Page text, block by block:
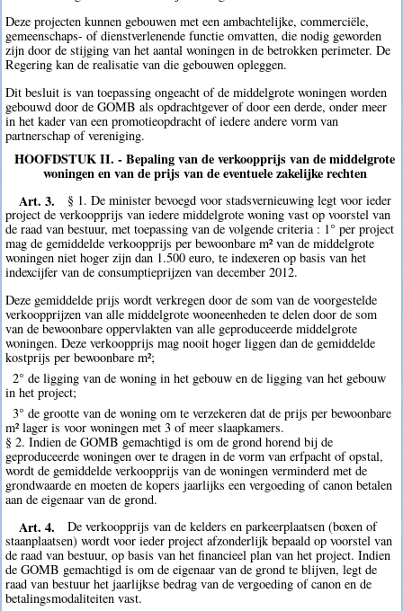
Deze projecten kunnen gebouwen met een ambachtelijke, commerciële,
gemeenschaps- of dienstverlenende functie omvatten, die nodig geworden
zijn door de stijging van het aantal woningen in de betrokken perimeter. De
Regering kan de realisatie van die gebouwen opleggen.
Dit besluit is van toepassing ongeacht of de middelgrote woningen worden
gebouwd door de GOMB als opdrachtgever of door een derde, onder meer
in het kader van een promotieopdracht of iedere andere vorm van
partnerschap of vereniging.
HOOFDSTUK II. - Bepaling van de verkoopprijs van de middelgrote
woningen en van de prijs van de eventuele zakelijke rechten
Art. 3.
§ 1. De minister bevoegd voor stadsvernieuwing legt voor ieder
project de verkoopprijs van iedere middelgrote woning vast op voorstel van
de raad van bestuur, met toepassing van de volgende criteria : 1° per project
mag de gemiddelde verkoopprijs per bewoonbare m² van de middelgrote
woningen niet hoger zijn dan 1.500 euro, te indexeren op basis van het
indexcijfer van de consumptieprijzen van december 2012.
Deze gemiddelde prijs wordt verkregen door de som van de voorgestelde
verkoopprijzen van alle middelgrote wooneenheden te delen door de som
van de bewoonbare oppervlakten van alle geproduceerde middelgrote
woningen. Deze verkoopprijs mag nooit hoger liggen dan de gemiddelde
kostprijs per bewoonbare m²;
2° de ligging van de woning in het gebouw en de ligging van het gebouw
in het project;
3° de grootte van de woning om te verzekeren dat de prijs per bewoonbare
m² lager is voor woningen met 3 of meer slaapkamers.
§ 2. Indien de GOMB gemachtigd is om de grond horend bij de
geproduceerde woningen over te dragen in de vorm van erfpacht of opstal,
wordt de gemiddelde verkoopprijs van de woningen verminderd met de
grondwaarde en moeten de kopers jaarlijks een vergoeding of canon betalen
aan de eigenaar van de grond.
Art. 4.
De verkoopprijs van de kelders en parkeerplaatsen (boxen of
staanplaatsen) wordt voor ieder project afzonderlijk bepaald op voorstel van
de raad van bestuur, op basis van het financieel plan van het project. Indien
de GOMB gemachtigd is om de eigenaar van de grond te blijven, legt de
raad van bestuur het jaarlijkse bedrag van de vergoeding of canon en de
betalingsmodaliteiten vast.